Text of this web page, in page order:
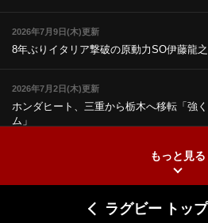
2026年7月9日(木)更新
8年ぶりイタリア撃破の原動力SO伊藤龍
2026年7月2日(木)更新
ホンダヒート、三重から栃木へ移転「強
ム」
2026年6月18日(木)更新
もっと見る
ラグビー トッ